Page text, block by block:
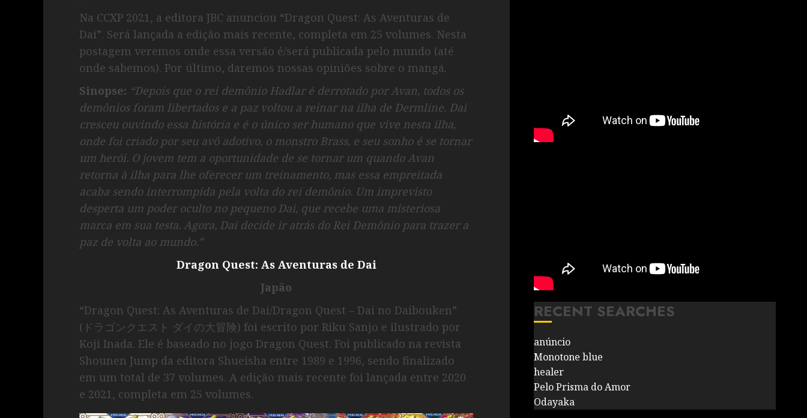
Na CCXP 2021, a editora JBC anunciou “Dragon Quest: As Aventuras de
Dai”. Será lançada a edição mais recente, completa em 25 volumes. Nesta
postagem veremos onde essa versão é/será publicada pelo mundo (até
onde sabemos). Por último, daremos nossas opiniões sobre o mangá.
Sinopse: “Depois que o rei demônio Hadlar é derrotado por Avan, todos os
demônios foram libertados e a paz voltou a reinar na ilha de Dermline. Dai
cresceu ouvindo essa história e é o único ser humano que vive nesta ilha,
onde foi criado por seu avô adotivo, o monstro Brass, e seu sonho é se tornar
um herói. O jovem tem a oportunidade de se tornar um quando Avan
retorna à ilha para lhe oferecer um treinamento, mas essa empreitada
acaba sendo interrompida pela volta do rei demônio. Um imprevisto
desperta um poder oculto no pequeno Dai, que recebe uma misteriosa
marca em sua testa. Agora, Dai decide ir atrás do Rei Demônio para trazer a
paz de volta ao mundo.”
Dragon Quest: As Aventuras de Dai
Japão
“Dragon Quest: As Aventuras de Dai/Dragon Quest – Dai no Daibouken”
(ドラゴンクエスト ダイの大冒険) foi escrito por Riku Sanjo e ilustrado por
Koji Inada. Ele é baseado no jogo Dragon Quest. Foi publicado na revista
Shounen Jump da editora Shueisha entre 1989 e 1996, sendo finalizado
em um total de 37 volumes. A edição mais recente foi lançada entre 2020
e 2021, completa em 25 volumes.
RECENT SEARCHES
anúncio
Monotone blue
healer
Pelo Prisma do Amor
Odayaka